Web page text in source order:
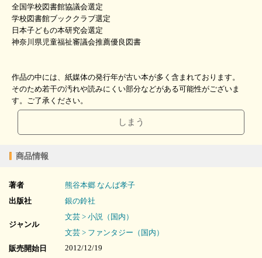
全国学校図書館協議会選定
学校図書館ブッククラブ選定
日本子どもの本研究会選定
神奈川県児童福祉審議会推薦優良図書
作品の中には、紙媒体の発行年が古い本が多く含まれております。
そのため若干の汚れや読みにくい部分などがある可能性がございま
す。ご了承ください。
しまう
商品情報
著者 熊谷本郷 なんば孝子
出版社
銀の鈴社
ジャンル
文芸 > 小説（国内）
文芸 > ファンタジー（国内）
販売開始日
2012/12/19